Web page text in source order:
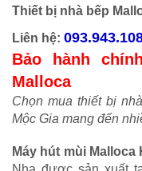
Thiết bị nhà bếp
Liên hệ:
Bảo hành
Malloca
Chọn mua thiết bị
Mộc Gia mang đến
Máy hút mùi Malloca